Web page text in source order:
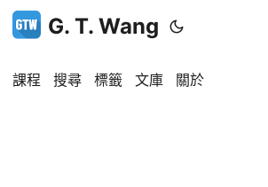
G. T. Wang
課程 搜尋 標籤 文庫 關於